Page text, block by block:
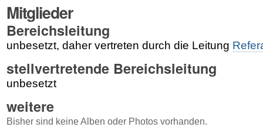
Mitglieder
Bereichsleitung
unbesetzt, daher vertreten durch die Leitung
stellvertretende Bereichsleitung
unbesetzt
weitere
Bisher sind keine Alben oder Photos vorhanden.